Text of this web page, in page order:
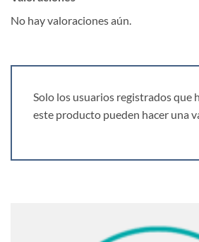
No hay valoraciones aún.
Solo los usuarios registrados que
este producto pueden hacer una